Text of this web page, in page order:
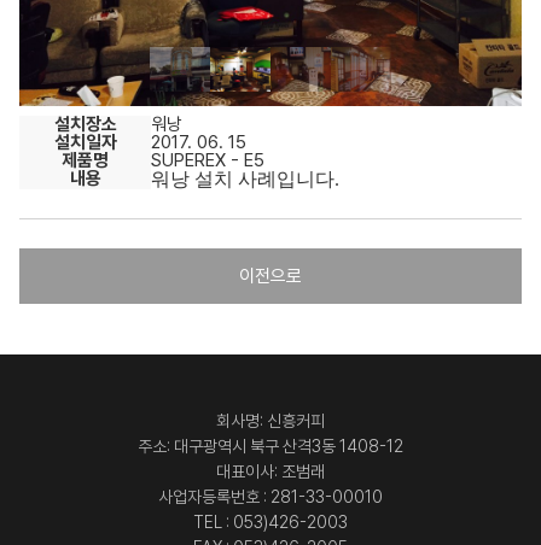
설치장소
워낭
설치일자
2017. 06. 15
제품명
SUPEREX - E5
내용
워낭 설치 사례입니다.
이전으로
회사명: 신흥커피
주소: 대구광역시 북구 산격3동 1408-12
대표이사: 조범래
사업자등록번호 : 281-33-00010
TEL : 053)426-2003